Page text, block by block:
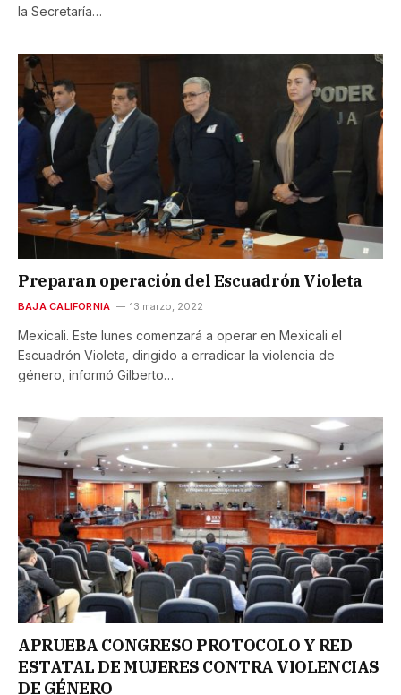
la Secretaría…
Preparan operación del Escuadrón Violeta
BAJA CALIFORNIA 13 marzo, 2022
Mexicali. Este lunes comenzará a operar en Mexicali el
Escuadrón Violeta, dirigido a erradicar la violencia de
género, informó Gilberto…
APRUEBA CONGRESO PROTOCOLO Y RED
ESTATAL DE MUJERES CONTRA VIOLENCIAS
DE GÉNERO